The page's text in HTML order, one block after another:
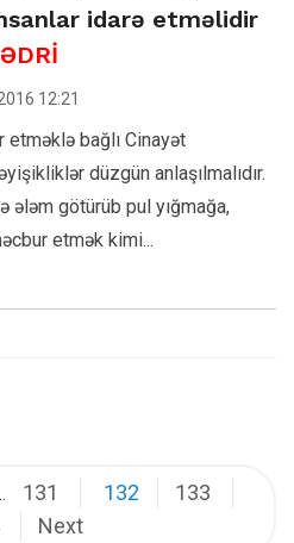
idarə etməlidir
12:21
bağlı Cinayət
düzgün anlaşılmalıdır.
ələm götürüb pul yığmağa,
etmək kimi...
131 132
133
Next